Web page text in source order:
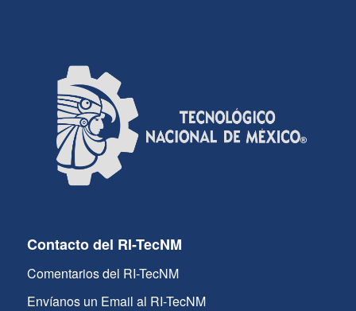
Contacto del RI-TecNM
Comentarios del RI-TecNM
Envíanos un Email al RI-TecNM